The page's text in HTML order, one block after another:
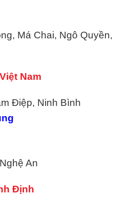
Má Chai, Ngô Quyền,
Nam
Điệp, Ninh Bình
An
Định